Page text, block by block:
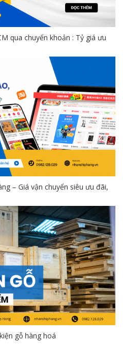
qua chuyển khoản : Tỷ giá ưu
– Giá vận chuyển siêu ưu đãi,
gỗ hàng hoá